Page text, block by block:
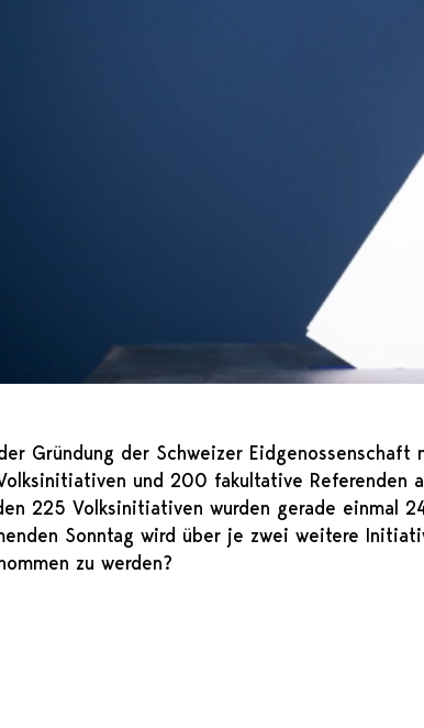
Gründung der Schweizer
und 200 fakultative Referenden
225 Volksinitiativen wurden gerade einmal
Sonntag wird über je zwei weitere
zu werden?